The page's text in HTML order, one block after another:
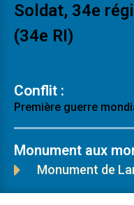
Soldat, 34e
(34e RI)
Conflit :
Première guerre
Monument aux
Monument de